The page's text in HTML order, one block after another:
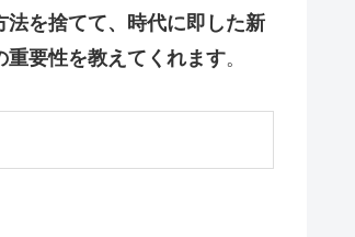
を捨てて、時代に即した新
重要性を教えてくれます。